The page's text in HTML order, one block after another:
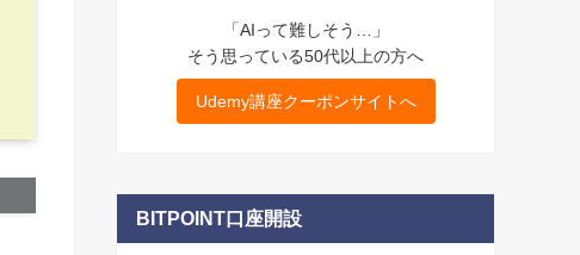
「AIって難しそう…」
そう思っている50代以上の方へ
Udemy講座クーポンサイトへ
BITPOINT口座開設